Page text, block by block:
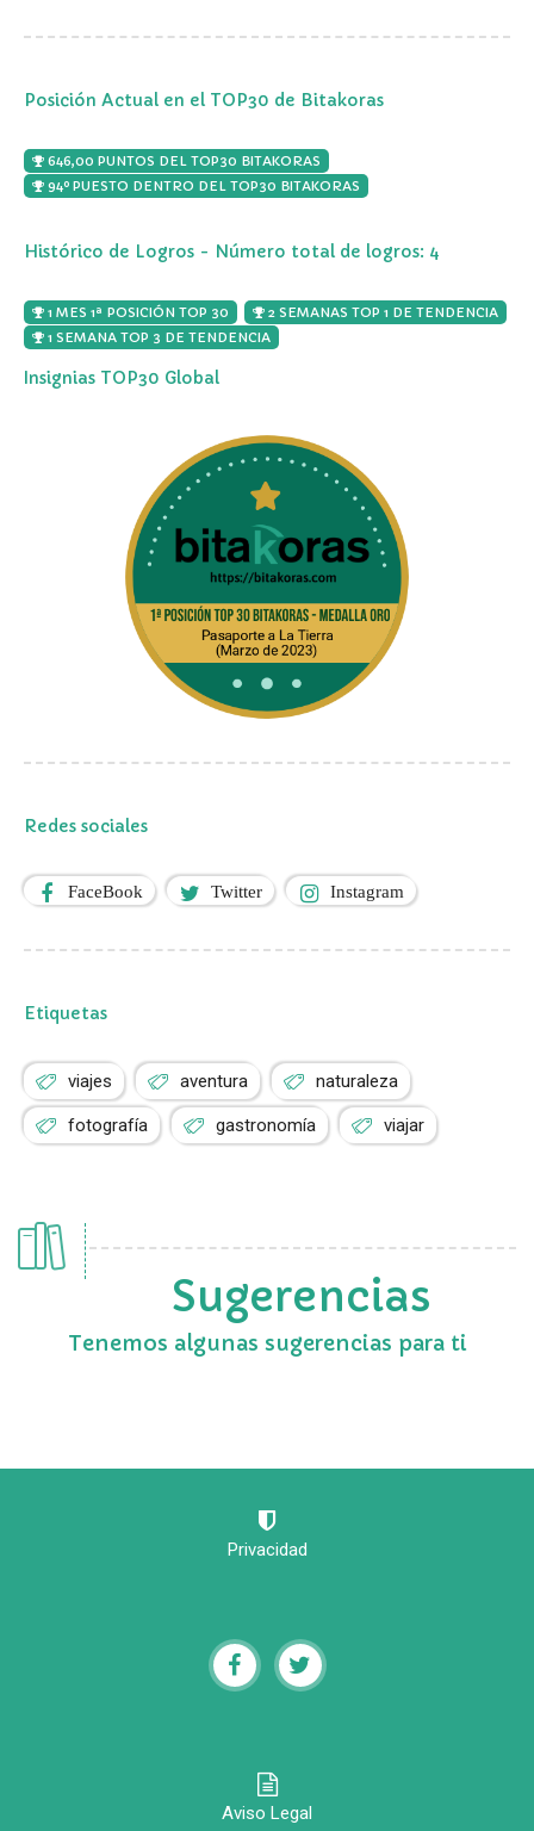
Posición Actual en el TOP30 de Bitakoras
646,00 PUNTOS DEL TOP30 BITAKORAS
94º PUESTO DENTRO DEL TOP30 BITAKORAS
Histórico de Logros - Número total de logros: 4
1 MES 1ª POSICIÓN TOP 30
2 SEMANAS TOP 1 DE TENDENCIA
1 SEMANA TOP 3 DE TENDENCIA
Insignias TOP30 Global
Redes sociales
FaceBook Twitter Instagram
Etiquetas
viajes aventura naturaleza
fotografía gastronomía viajar
Sugerencias
Tenemos algunas sugerencias para ti
Privacidad
Aviso Legal